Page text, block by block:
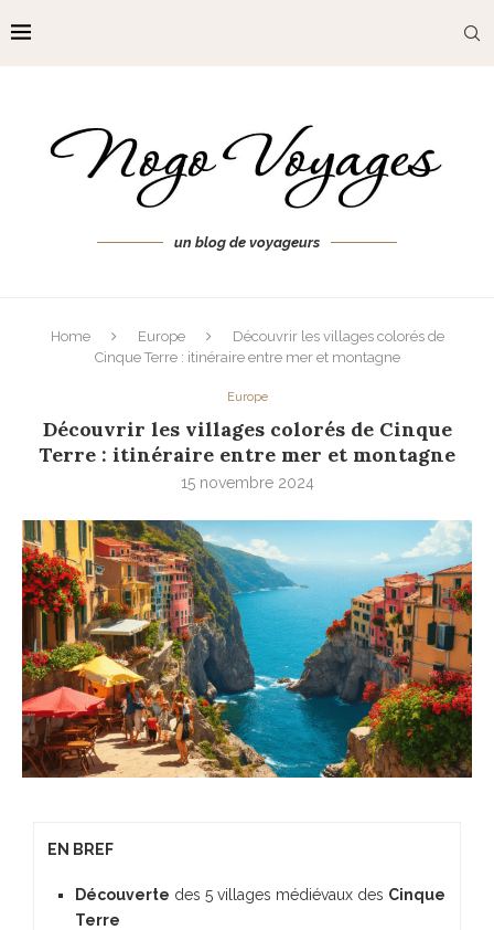
un blog de voyageurs
Home Europe
Découvrir les villages colorés de
Cinque Terre : itinéraire entre mer et montagne
Europe
Découvrir les villages colorés de Cinque
Terre : itinéraire entre mer et montagne
15 novembre 2024
EN BREF
Découverte des 5 villages médiévaux des Cinque
Terre